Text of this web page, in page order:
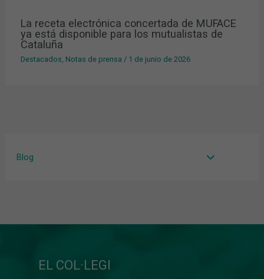
Blog
La receta electrónica concertada de MUFACE
ya está disponible para los mutualistas de
Cataluña
Destacados, Notas de prensa / 1 de junio de 2026
EL COL·LEGI